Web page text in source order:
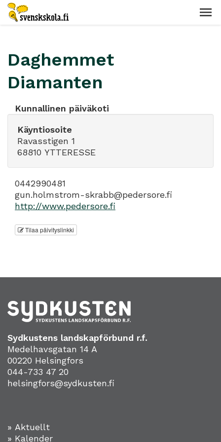
Daghemmet
Diamanten
Kunnallinen päiväkoti
Käyntiosoite
Ravasstigen 1
68810 YTTERESSE
0442990481
gun.holmstrom-skrabb@pedersore.fi
http://www.pedersore.fi
Tilaa päivityslinkki
Sydkustens landskapförbund r.f.
Medelhavsgatan 14 A
00220 Helsingfors
044-733 47 20
helsingfors@sydkusten.fi
» Aktuellt
» Kalender